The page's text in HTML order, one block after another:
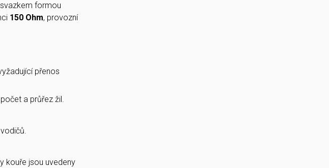
svazkem formou
150 Ohm, provozní
přenos
a průřez žil.
kouře jsou uvedeny